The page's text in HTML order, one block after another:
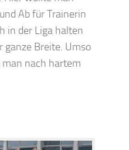
Ab für Trainerin
in der Liga halten
ganze Breite. Umso
nach hartem